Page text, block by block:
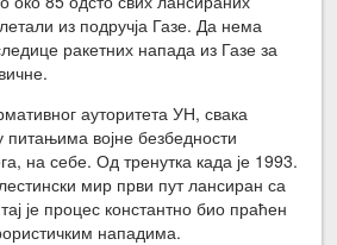
из подручја Газе. Да нема
ракетних напада из Газе за
ауторитета УН, свака
војне безбедности
на себе. Од тренутка када је 1993.
мир први пут лансиран са
је процес константно био праћен
нападима.